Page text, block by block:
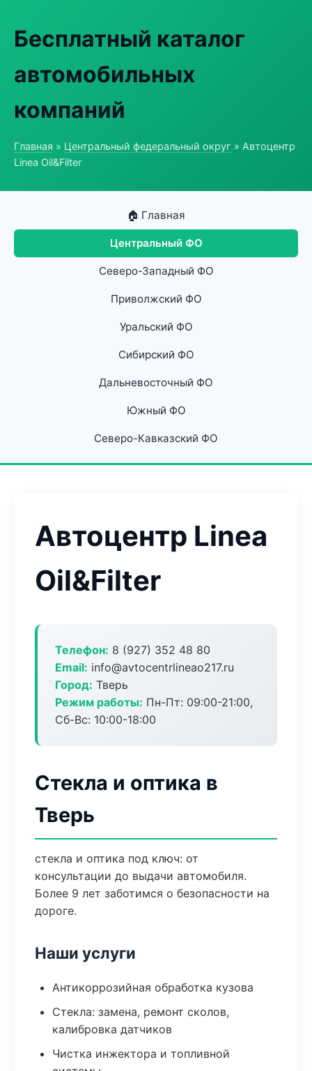
Бесплатный каталог
автомобильных
компаний
Главная » Центральный федеральный округ » Автоцентр
Linea Oil&Filter
🏠 Главная
Центральный ФО
Северо-Западный ФО
Приволжский ФО
Уральский ФО
Сибирский ФО
Дальневосточный ФО
Южный ФО
Северо-Кавказский ФО
Автоцентр Linea
Oil&Filter
Телефон: 8 (927) 352 48 80
Email: info@avtocentrlineao217.ru
Город: Тверь
Режим работы: Пн-Пт: 09:00-21:00,
Сб-Вс: 10:00-18:00
Стекла и оптика в
Тверь
стекла и оптика под ключ: от
консультации до выдачи автомобиля.
Более 9 лет заботимся о безопасности на
дороге.
Наши услуги
Антикоррозийная обработка кузова
Стекла: замена, ремонт сколов,
калибровка датчиков
Чистка инжектора и топливной